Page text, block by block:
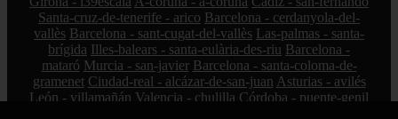
Santa-cruz-de-tenerife - arico Barcelona - cerdanyola-del-
vallès Barcelona - sant-cugat-del-vallès Las-palmas - santa-
brígida Illes-balears - santa-eulària-des-riu Barcelona -
mataró Murcia - san-javier Barcelona - santa-coloma-de-
gramenet Ciudad-real - alcázar-de-san-juan Asturias - avilés
León - villamañán Valencia - chulilla Córdoba - puente-genil